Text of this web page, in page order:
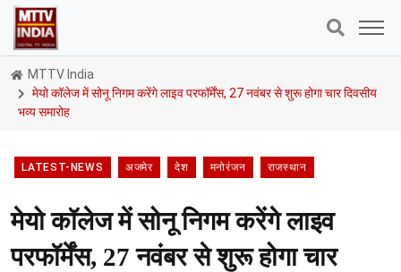
MTTV India
मेयो कॉलेज में सोनू निगम करेंगे लाइव परफॉर्मेंस, 27 नवंबर से शुरू होगा चार दिवसीय
भव्य समारोह
LATEST-NEWS अजमेर देश मनोरंजन राजस्थान
मेयो कॉलेज में सोनू निगम करेंगे लाइव
परफॉर्मेंस, 27 नवंबर से शुरू होगा चार